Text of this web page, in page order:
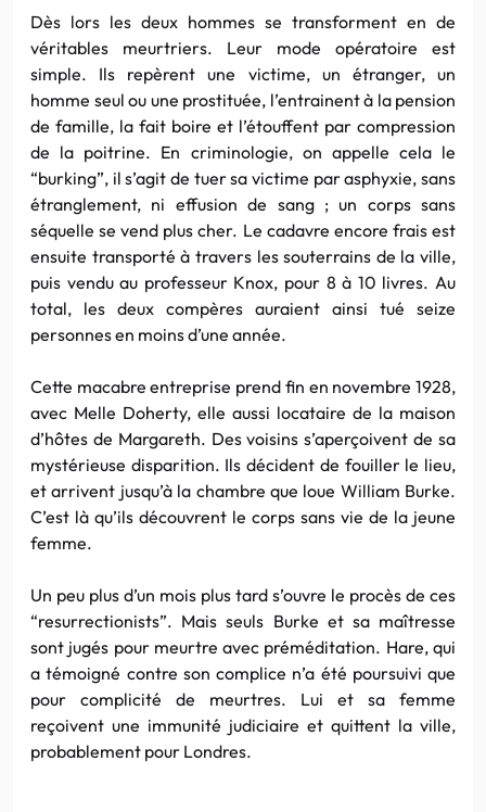
Dès lors les deux hommes se transforment en de
véritables meurtriers. Leur mode opératoire est
simple. Ils repèrent une victime, un étranger, un
homme seul ou une prostituée, l’entrainent à la pension
de famille, la fait boire et l’étouffent par compression
de la poitrine. En criminologie, on appelle cela le
“burking”, il s’agit de tuer sa victime par asphyxie, sans
étranglement, ni effusion de sang ; un corps sans
séquelle se vend plus cher. Le cadavre encore frais est
ensuite transporté à travers les souterrains de la ville,
puis vendu au professeur Knox, pour 8 à 10 livres. Au
total, les deux compères auraient ainsi tué seize
personnes en moins d’une année.
Cette macabre entreprise prend fin en novembre 1928,
avec Melle Doherty, elle aussi locataire de la maison
d’hôtes de Margareth. Des voisins s’aperçoivent de sa
mystérieuse disparition. Ils décident de fouiller le lieu,
et arrivent jusqu’à la chambre que loue William Burke.
C’est là qu’ils découvrent le corps sans vie de la jeune
femme.
Un peu plus d’un mois plus tard s’ouvre le procès de ces
“resurrectionists”. Mais seuls Burke et sa maîtresse
sont jugés pour meurtre avec préméditation. Hare, qui
a témoigné contre son complice n’a été poursuivi que
pour complicité de meurtres. Lui et sa femme
reçoivent une immunité judiciaire et quittent la ville,
probablement pour Londres.